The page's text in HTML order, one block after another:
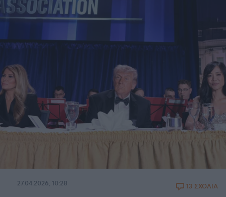
27.04.2026, 10:28 13 ΣΧΟΛΙΑ